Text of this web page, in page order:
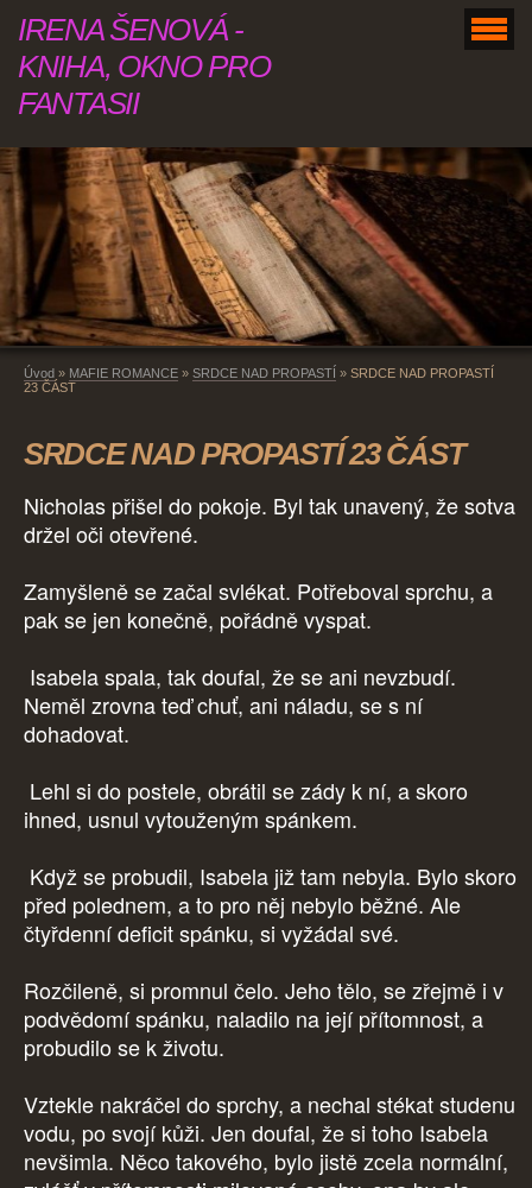
IRENA ŠENOVÁ -
KNIHA, OKNO PRO
FANTASII
Úvod » MAFIE ROMANCE » SRDCE NAD PROPASTÍ » SRDCE NAD PROPASTÍ
23 ČÁST
SRDCE NAD PROPASTÍ 23 ČÁST
Nicholas přišel do pokoje. Byl tak unavený, že sotva
držel oči otevřené.
Zamyšleně se začal svlékat. Potřeboval sprchu, a
pak se jen konečně, pořádně vyspat.
Isabela spala, tak doufal, že se ani nevzbudí.
Neměl zrovna teď chuť, ani náladu, se s ní
dohadovat.
Lehl si do postele, obrátil se zády k ní, a skoro
ihned, usnul vytouženým spánkem.
Když se probudil, Isabela již tam nebyla. Bylo skoro
před polednem, a to pro něj nebylo běžné. Ale
čtyřdenní deficit spánku, si vyžádal své.
Rozčileně, si promnul čelo. Jeho tělo, se zřejmě i v
podvědomí spánku, naladilo na její přítomnost, a
probudilo se k životu.
Vztekle nakráčel do sprchy, a nechal stékat studenu
vodu, po svojí kůži. Jen doufal, že si toho Isabela
nevšimla. Něco takového, bylo jistě zcela normální,